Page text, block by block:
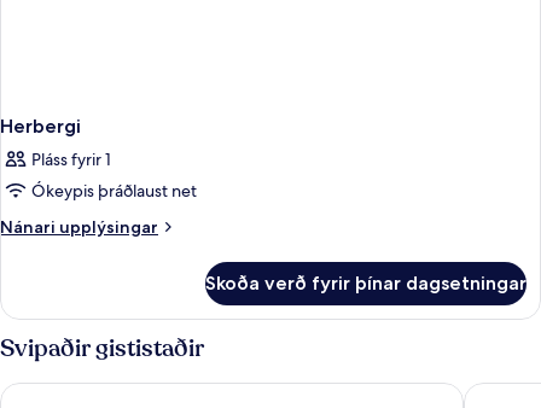
Herbergi
Pláss fyrir 1
Ókeypis þráðlaust net
Nánari upplýsingar
Nánari
Skoða verð fyrir þínar dagsetningar
Svipaðir gististaðir
Ilio Maris Hotel Legacy